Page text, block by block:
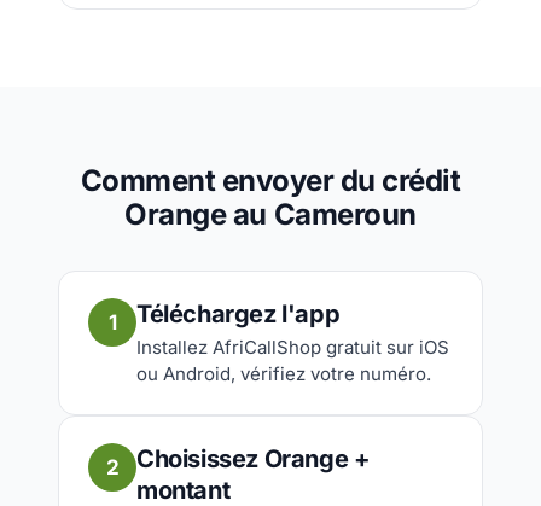
Comment envoyer du crédit
Orange au Cameroun
1 Téléchargez l'app
Installez AfriCallShop gratuit sur iOS
ou Android, vérifiez votre numéro.
2
Choisissez Orange +
montant